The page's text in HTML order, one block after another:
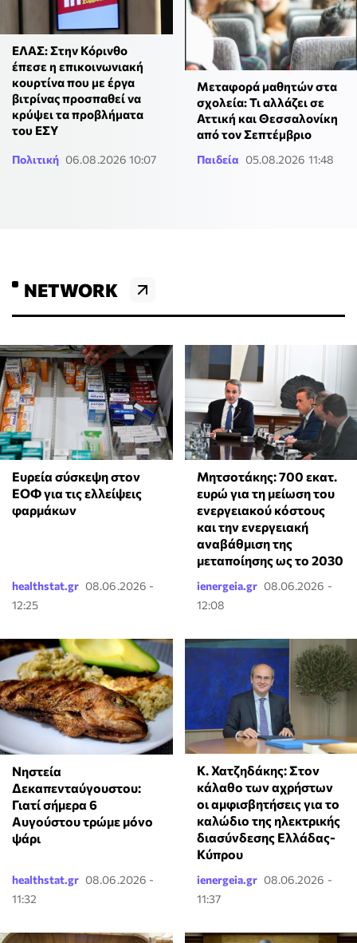
ΕΛΑΣ: Στην Κόρινθο
έπεσε η επικοινωνιακή
κουρτίνα που με έργα
βιτρίνας προσπαθεί να
κρύψει τα προβλήματα
του ΕΣΥ
Πολιτική 06.08.2026 10:07
Μεταφορά μαθητών στα
σχολεία: Τι αλλάζει σε
Αττική και Θεσσαλονίκη
από τον Σεπτέμβριο
Παιδεία 05.08.2026 11:48
NETWORK
Ευρεία σύσκεψη στον
ΕΟΦ για τις ελλείψεις
φαρμάκων
healthstat.gr 08.06.2026 -
12:25
Μητσοτάκης: 700 εκατ.
ευρώ για τη μείωση του
ενεργειακού κόστους
και την ενεργειακή
αναβάθμιση της
μεταποίησης ως το 2030
ienergeia.gr 08.06.2026 -
12:08
Νηστεία
Δεκαπενταύγουστου:
Γιατί σήμερα 6
Αυγούστου τρώμε μόνο
ψάρι
healthstat.gr 08.06.2026 -
11:32
Κ. Χατζηδάκης: Στον
κάλαθο των αχρήστων
οι αμφισβητήσεις για το
καλώδιο της ηλεκτρικής
διασύνδεσης Ελλάδας-
Κύπρου
ienergeia.gr 08.06.2026 -
11:37